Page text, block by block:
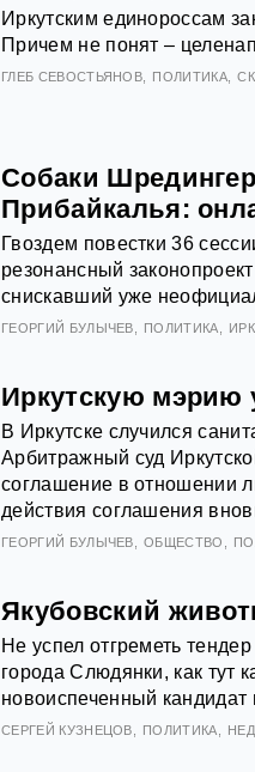
Иркутским единороссам
Причем не понят –
ГЛЕБ СЕВОСТЬЯНОВ ПОЛИТИКА
Собаки
Прибайкалья:
Гвоздем повестки 36
резонансный
снискавший уже
ГЕОРГИЙ БУЛЫЧЕВ ПОЛИТИКА
Иркутскую мэрию
В Иркутске случился
Арбитражный суд
соглашение в отношении
действия соглашения
ГЕОРГИЙ БУЛЫЧЕВ ОБЩЕСТВО
Якубовский
Не успел отгреметь
города Слюдянки, как тут
новоиспеченный кандидат
СЕРГЕЙ КУЗНЕЦОВ ПОЛИТИКА